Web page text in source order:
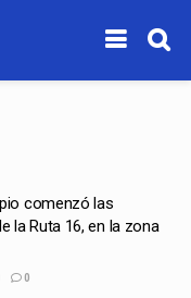
comenzó las
la Ruta 16, en la zona
0